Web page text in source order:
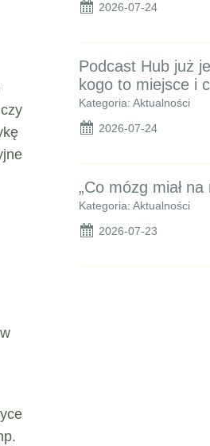
2026-07-24
Podcast Hub już
kogo to miejsce i
Kategoria: Aktualności
2026-07-24
„Co mózg miał na
Kategoria: Aktualności
2026-07-23